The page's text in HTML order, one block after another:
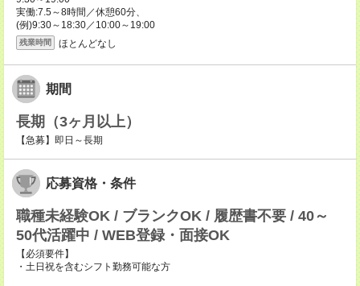
実働:7.5～8時間／休憩60分、
(例)9:30～18:30／10:00～19:00
残業時間 ほとんどなし
期間
長期（3ヶ月以上）
【急募】即日～長期
応募資格・条件
職種未経験OK / ブランクOK / 履歴書不要 / 40～
50代活躍中 / WEB登録・面接OK
【必須要件】
・土日祝を含むシフト勤務可能な方